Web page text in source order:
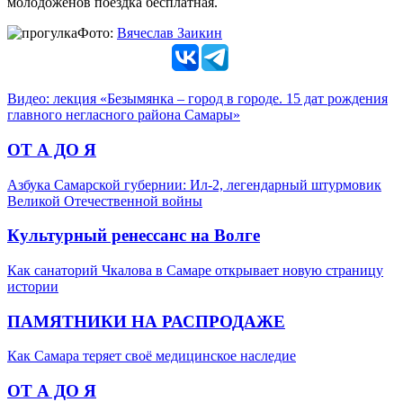
Фото: Вячеслав Заикин
Видео: лекция «Безымянка – город в городе. 15 дат рождения
главного негласного района Самары»
ОТ А ДО Я
Азбука Самарской губернии: Ил-2, легендарный штурмовик
Великой Отечественной войны
Культурный ренессанс на Волге
Как санаторий Чкалова в Самаре открывает новую страницу
истории
ПАМЯТНИКИ НА РАСПРОДАЖЕ
Как Самара теряет своё медицинское наследие
ОТ А ДО Я